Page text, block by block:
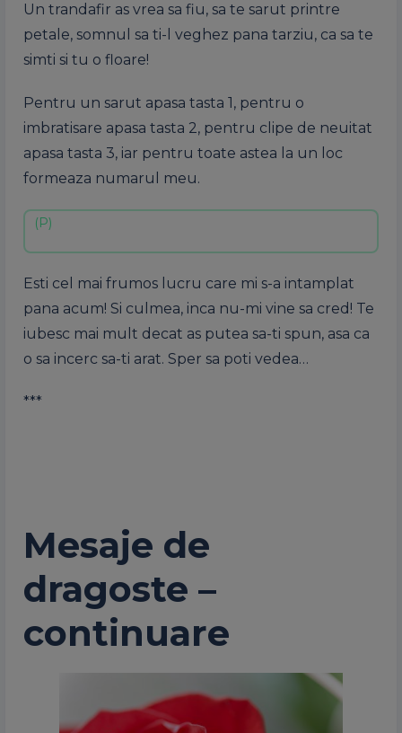
Un trandafir as vrea sa fiu, sa te sarut printre
petale, somnul sa ti-l veghez pana tarziu, ca sa te
simti si tu o floare!
Pentru un sarut apasa tasta 1, pentru o
imbratisare apasa tasta 2, pentru clipe de neuitat
apasa tasta 3, iar pentru toate astea la un loc
formeaza numarul meu.
Esti cel mai frumos lucru care mi s-a intamplat
pana acum! Si culmea, inca nu-mi vine sa cred! Te
iubesc mai mult decat as putea sa-ti spun, asa ca
o sa incerc sa-ti arat. Sper sa poti vedea…
***
Mesaje de
dragoste –
continuare